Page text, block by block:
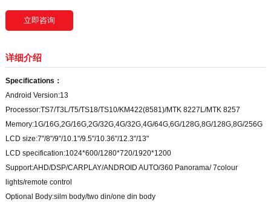
立即咨询
详细介绍
Specifications：
Android Version:13
Processor:TS7/T3L/T5/TS18/TS10/KM422(8581)/MTK 8227L/MTK 8257
Memory:1G/16G,2G/16G,2G/32G,4G/32G,4G/64G,6G/128G,8G/128G,8G/256G
LCD size:7"/8"/9"/10.1"/9.5"/10.36"/12.3"/13"
LCD specification:1024*600/1280*720/1920*1200
Support:AHD/DSP/CARPLAY/ANDROID AUTO/360 Panorama/ 7colour
lights/remote control
Optional Body:silm body/two din/one din body